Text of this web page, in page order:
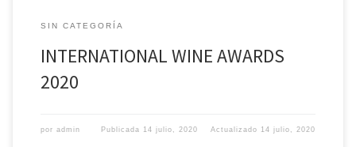
SIN CATEGORÍA
INTERNATIONAL WINE AWARDS
2020
por admin Publicada 14 julio, 2020 Actualizado 14 julio, 2020